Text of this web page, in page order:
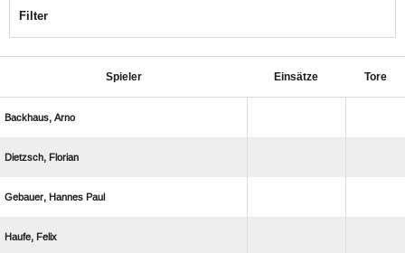
Filter
Spieler Einsätze Tore
 
 
  
 